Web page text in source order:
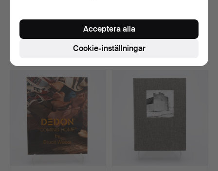
FOTOGRAFEN BRUCE
JOHANSS…
Klubbades 12 maj 2026
18 bud
159 USD
Cookie-inställningar
Acceptera alla